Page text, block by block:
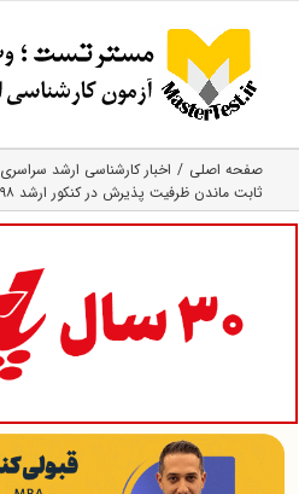
content
صفحه اصلی
اخبار کارشناسی ارشد سراسری
ثابت ماندن ظرفیت پذیرش در کنکور ارشد ۹۸